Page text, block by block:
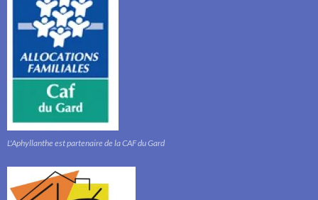
L'Aphyllanthe est partenaire de la CAF du Gard